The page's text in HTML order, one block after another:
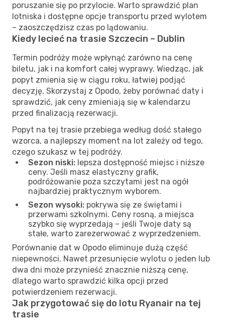
poruszanie się po przylocie. Warto sprawdzić plan
lotniska i dostępne opcje transportu przed wylotem
– zaoszczędzisz czas po lądowaniu.
Kiedy lecieć na trasie Szczecin – Dublin
Termin podróży może wpłynąć zarówno na cenę
biletu, jak i na komfort całej wyprawy. Wiedząc, jak
popyt zmienia się w ciągu roku, łatwiej podjąć
decyzję. Skorzystaj z Opodo, żeby porównać daty i
sprawdzić, jak ceny zmieniają się w kalendarzu
przed finalizacją rezerwacji.
Popyt na tej trasie przebiega według dość stałego
wzorca, a najlepszy moment na lot zależy od tego,
czego szukasz w tej podróży.
Sezon niski: lepsza dostępność miejsc i niższe
ceny. Jeśli masz elastyczny grafik,
podróżowanie poza szczytami jest na ogół
najbardziej praktycznym wyborem.
Sezon wysoki: pokrywa się ze świętami i
przerwami szkolnymi. Ceny rosną, a miejsca
szybko się wyprzedają – jeśli Twoje daty są
stałe, warto zarezerwować z wyprzedzeniem.
Porównanie dat w Opodo eliminuje dużą część
niepewności. Nawet przesunięcie wylotu o jeden lub
dwa dni może przynieść znacznie niższą cenę,
dlatego warto sprawdzić kilka opcji przed
potwierdzeniem rezerwacji.
Jak przygotować się do lotu Ryanair na tej
trasie